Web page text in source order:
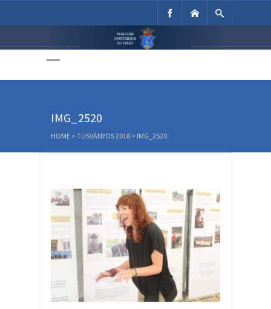
Unitárius Egyház
IMG_2520
HOME > TUSVÁNYOS 2018 > IMG_2520